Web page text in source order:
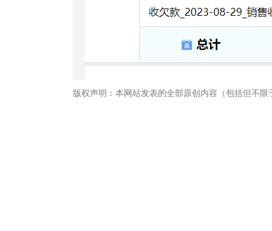
版权声明：本网站发表的全部原创内容（包括但不